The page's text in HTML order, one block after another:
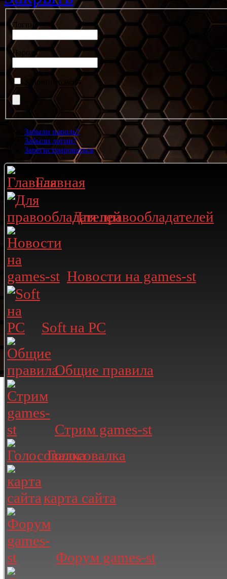
Логин
Пароль
Запомнить меня
Забыли пароль?
Забыли логин?
Зарегистрироваться
Главная
Для правообладателей
Новости на games-st
Soft на PC
Общие правила
Стрим games-st
Голосовалка
карта сайта
Форум games-st